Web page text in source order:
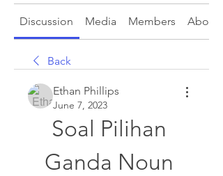
Discussion Media Members About
Back
Ethan Phillips
June 7, 2023
Soal Pilihan
Ganda Noun